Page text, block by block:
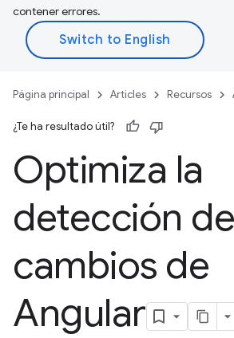
contener errores.
Página principal Articles Recursos
¿Te ha resultado útil?
Optimiza la
detección de
cambios de
Angular